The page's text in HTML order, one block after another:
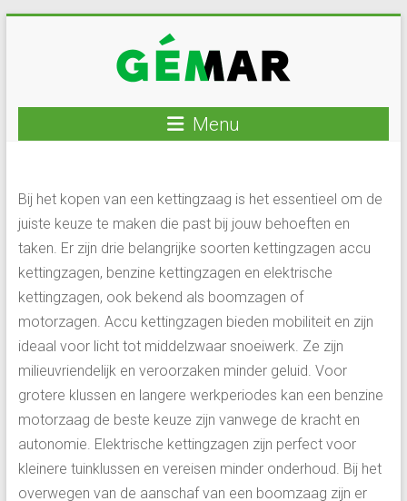
GEMAR
rijplaten
–
mechanisatie
–
winkel
Menu
Bij het kopen van een kettingzaag is het essentieel om de
juiste keuze te maken die past bij jouw behoeften en
taken. Er zijn drie belangrijke soorten kettingzagen accu
kettingzagen, benzine kettingzagen en elektrische
kettingzagen, ook bekend als boomzagen of
motorzagen. Accu kettingzagen bieden mobiliteit en zijn
ideaal voor licht tot middelzwaar snoeiwerk. Ze zijn
milieuvriendelijk en veroorzaken minder geluid. Voor
grotere klussen en langere werkperiodes kan een benzine
motorzaag de beste keuze zijn vanwege de kracht en
autonomie. Elektrische kettingzagen zijn perfect voor
kleinere tuinklussen en vereisen minder onderhoud. Bij het
overwegen van de aanschaf van een boomzaag zijn er